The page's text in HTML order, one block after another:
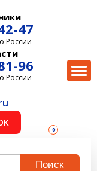
47
России
96
России
0
Поиск